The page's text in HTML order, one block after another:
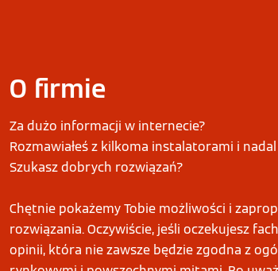
O firmie
Za dużo informacji w internecie?
Rozmawiałeś z kilkoma instalatorami i
Szukasz dobrych rozwiązań?
Chętnie pokażemy Tobie możliwości i
rozwiązania. Oczywiście, jeśli oczekujesz
opinii, która nie zawsze będzie zgodna z